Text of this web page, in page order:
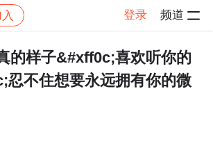
登录 频道
感慨 帖子详情
的样子&#xff0c;喜欢听你的
忍不住想要永远拥有你的微